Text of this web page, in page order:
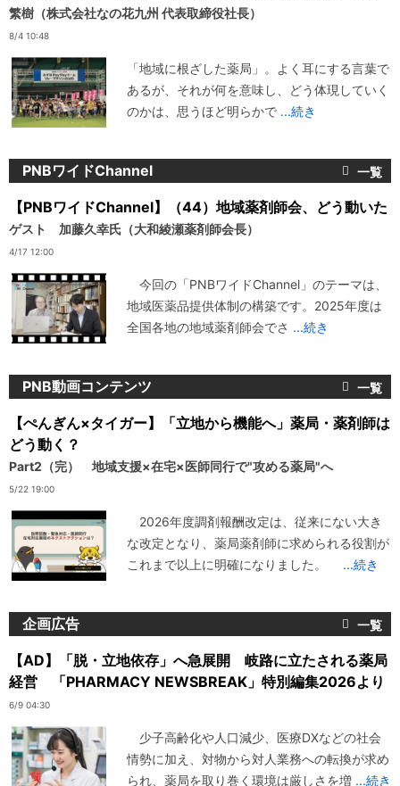
繁樹（株式会社なの花九州 代表取締役社長）
8/4 10:48
「地域に根ざした薬局」。よく耳にする言葉で
あるが、それが何を意味し、どう体現していく
のかは、思うほど明らかで ...続き
PNBワイドChannel
【PNBワイドChannel】（44）地域薬剤師会、どう動いた
ゲスト 加藤久幸氏（大和綾瀬薬剤師会長）
4/17 12:00
今回の「PNBワイドChannel」のテーマは、
地域医薬品提供体制の構築です。2025年度は
全国各地の地域薬剤師会でさ ...続き
PNB動画コンテンツ
【ぺんぎん×タイガー】「立地から機能へ」薬局・薬剤師は
どう動く？
Part2（完） 地域支援×在宅×医師同行で"攻める薬局"へ
5/22 19:00
2026年度調剤報酬改定は、従来にない大き
な改定となり、薬局薬剤師に求められる役割が
これまで以上に明確になりました。
...続き
企画広告
【AD】「脱・立地依存」へ急展開 岐路に立たされる薬局
経営 「PHARMACY NEWSBREAK」特別編集2026より
6/9 04:30
少子高齢化や人口減少、医療DXなどの社会
情勢に加え、対物から対人業務への転換が求め
られ、薬局を取り巻く環境は厳しさを増 ...続き